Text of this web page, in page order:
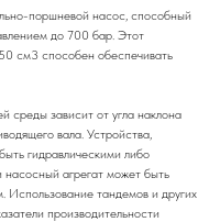
поршневой насос, способный
до 700 бар. Этот
см3 способен обеспечивать
среды зависит от угла наклона
вала. Устройства,
гидравлическими либо
агрегат может быть
Использование тандемов и других
производительности